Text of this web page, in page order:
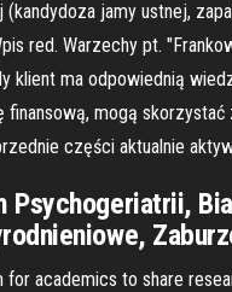
(kandydoza jamy ustnej,
red. Warzechy pt.
klient ma odpowiednią
mogą
części aktualnie
Psychogeriatrii,
for academics to share